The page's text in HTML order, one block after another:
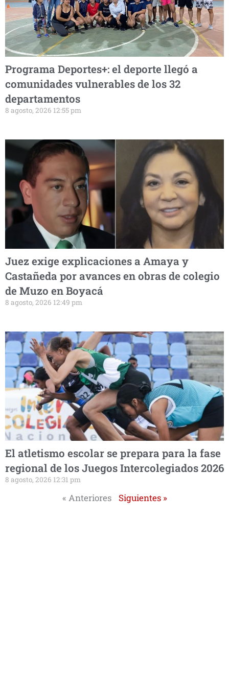
Programa Deportes+: el deporte llegó a
comunidades vulnerables de los 32
departamentos
8 agosto, 2026 12:55 pm
Juez exige explicaciones a Amaya y
Castañeda por avances en obras de colegio
de Muzo en Boyacá
8 agosto, 2026 12:49 pm
El atletismo escolar se prepara para la fase
regional de los Juegos Intercolegiados 2026
8 agosto, 2026 12:31 pm
« Anteriores Siguientes »